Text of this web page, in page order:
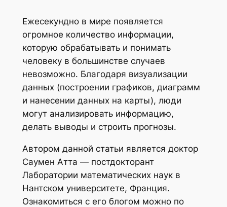
Ежесекундно в мире появляется
огромное количество информации,
которую обрабатывать и понимать
человеку в большинстве случаев
невозможно. Благодаря визуализации
данных (построении графиков, диаграмм
и нанесении данных на карты), люди
могут анализировать информацию,
делать выводы и строить прогнозы.
Автором данной статьи является доктор
Саумен Атта — постдокторант
Лаборатории математических наук в
Нантском университете, Франция.
Ознакомиться с его блогом можно по